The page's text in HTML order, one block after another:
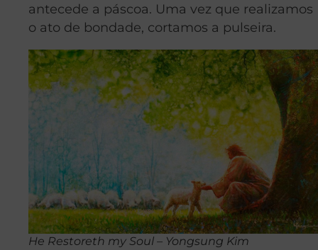
antecede a páscoa. Uma vez que realizamos
o ato de bondade, cortamos a pulseira.
He Restoreth my Soul – Yongsung Kim